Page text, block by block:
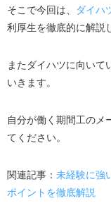
そこで今回は、 ダイハ
利厚生を徹底的に解説
またダイハツに向いて
いきます。
自分が働く期間工のメ
てください。
関連記事： 未経験に強
ポイントを徹底解説